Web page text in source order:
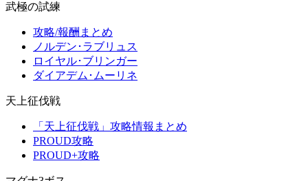
武極の試練
攻略/報酬まとめ
ノルデン･ラブリュス
ロイヤル･ブリンガー
ダイアデム･ムーリネ
天上征伐戦
「天上征伐戦」攻略情報まとめ
PROUD攻略
PROUD+攻略